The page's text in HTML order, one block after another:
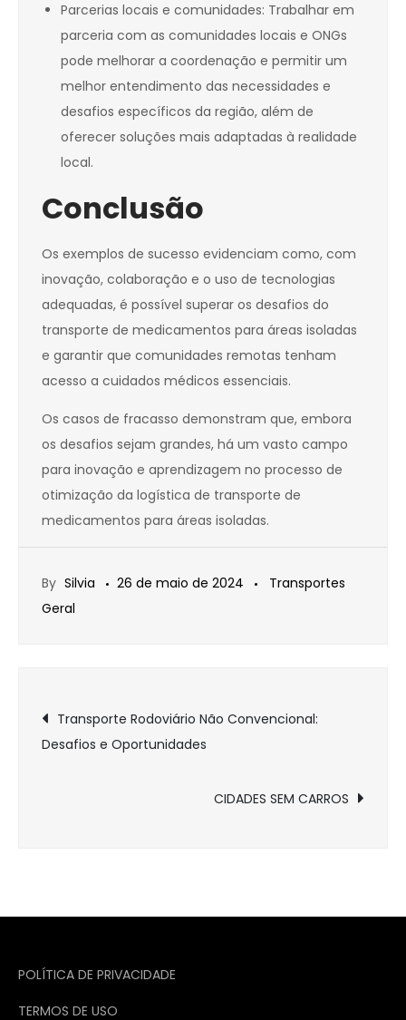
Parcerias locais e comunidades: Trabalhar em
parceria com as comunidades locais e ONGs
pode melhorar a coordenação e permitir um
melhor entendimento das necessidades e
desafios específicos da região, além de
oferecer soluções mais adaptadas à realidade
local.
Conclusão
Os exemplos de sucesso evidenciam como, com
inovação, colaboração e o uso de tecnologias
adequadas, é possível superar os desafios do
transporte de medicamentos para áreas isoladas
e garantir que comunidades remotas tenham
acesso a cuidados médicos essenciais.
Os casos de fracasso demonstram que, embora
os desafios sejam grandes, há um vasto campo
para inovação e aprendizagem no processo de
otimização da logística de transporte de
medicamentos para áreas isoladas.
By Silvia 26 de maio de 2024
Transportes
Geral
Navegação
de
Transporte Rodoviário Não Convencional:
Desafios e Oportunidades
CIDADES SEM CARROS
POLÍTICA DE PRIVACIDADE
TERMOS DE USO